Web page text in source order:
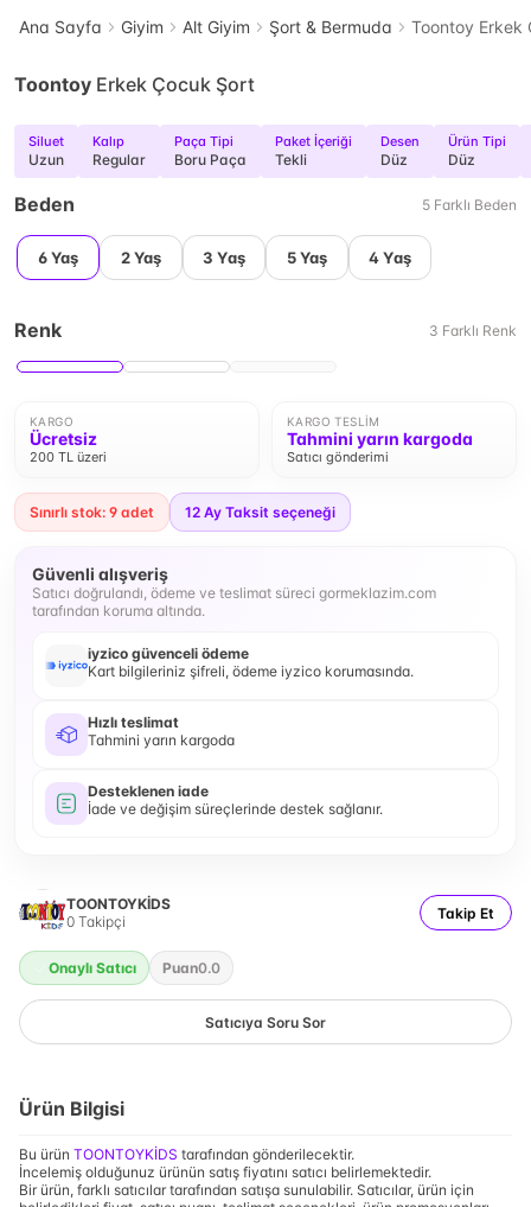
Ana Sayfa Giyim Alt Giyim Şort & Bermuda Toontoy Erkek
Toontoy Erkek Çocuk Şort
Siluet
Uzun
Kalıp
Regular
Paça Tipi
Boru Paça
Paket İçeriği
Tekli
Desen
Düz
Ürün Tipi
Düz
Beden 5 Farklı Beden
6 Yaş 2 Yaş 3 Yaş 5 Yaş 4 Yaş
Renk 3 Farklı Renk
KARGO
Ücretsiz
200 TL üzeri
KARGO TESLIM
Tahmini yarın kargoda
Satıcı gönderimi
Sınırlı stok: 9 adet 12 Ay Taksit seçeneği
Güvenli alışveriş
Satıcı doğrulandı, ödeme ve teslimat süreci gormeklazim.com
tarafından koruma altında.
iyzico güvenceli ödeme
Kart bilgileriniz şifreli, ödeme iyzico korumasında.
Hızlı teslimat
Tahmini yarın kargoda
Desteklenen iade
İade ve değişim süreçlerinde destek sağlanır.
TOONTOYKİDS
0 Takipçi Takip Et
Onaylı Satıcı Puan0.0
Satıcıya Soru Sor
Ürün Bilgisi
Bu ürün TOONTOYKİDS tarafından gönderilecektir.
İncelemiş olduğunuz ürünün satış fiyatını satıcı belirlemektedir.
Bir ürün, farklı satıcılar tarafından satışa sunulabilir. Satıcılar, ürün için